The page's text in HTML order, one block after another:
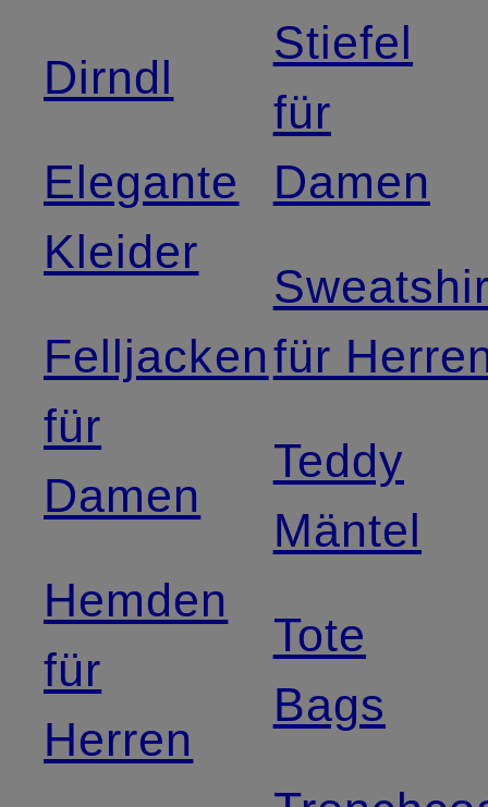
Dirndl
Elegante
Kleider
Felljacken
für
Damen
Hemden
für
Herren
Stiefel
für
Damen
für
Teddy
Mäntel
Tote
Bags